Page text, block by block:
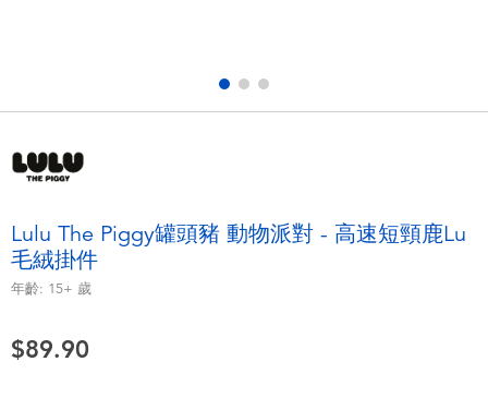
毛毛公仔玩具
Lulu The Piggy罐頭豬 動物派對 - 高速短頸鹿Lu
毛絨掛件
年齡: 15+ 歲
$89.90